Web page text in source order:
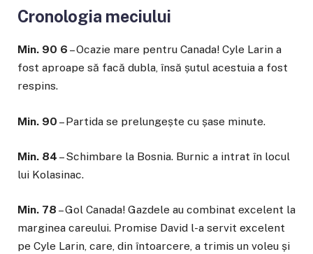
Cronologia meciului
Min. 90 6 – Ocazie mare pentru Canada! Cyle Larin a
fost aproape să facă dubla, însă șutul acestuia a fost
respins.
Min. 90 – Partida se prelungește cu șase minute.
Min. 84 – Schimbare la Bosnia. Burnic a intrat în locul
lui Kolasinac.
Min. 78 – Gol Canada! Gazdele au combinat excelent la
marginea careului. Promise David l-a servit excelent
pe Cyle Larin, care, din întoarcere, a trimis un voleu și